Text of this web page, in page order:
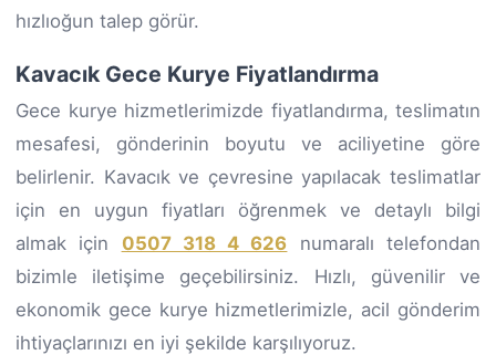
hızlıoğun talep görür.
Kavacık Gece Kurye Fiyatlandırma
Gece kurye hizmetlerimizde fiyatlandırma, teslimatın
mesafesi, gönderinin boyutu ve aciliyetine göre
belirlenir. Kavacık ve çevresine yapılacak teslimatlar
için en uygun fiyatları öğrenmek ve detaylı bilgi
almak için 0507 318 4 626 numaralı telefondan
bizimle iletişime geçebilirsiniz. Hızlı, güvenilir ve
ekonomik gece kurye hizmetlerimizle, acil gönderim
ihtiyaçlarınızı en iyi şekilde karşılıyoruz.